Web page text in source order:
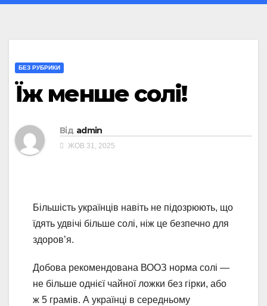
БЕЗ РУБРИКИ
Їж менше солі!
Від admin
ЖОВ 31, 2025
Більшість українців навіть не підозрюють, що
їдять удвічі більше солі, ніж це безпечно для
здоров’я.
Добова рекомендована ВООЗ норма солі —
не більше однієї чайної ложки без гірки, або
ж 5 грамів. А українці в середньому